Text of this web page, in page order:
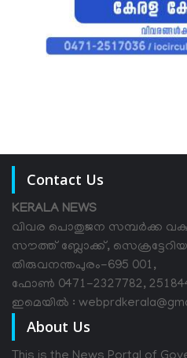
Contact Us
KERALA NEWS
വിവര പൊതുജന സമ്പര്‍ക്ക
സൗത്ത് ബ്ലോക്ക്,
തിരുവനന്തപുരം-695 001,
ഫോൺ 0471-2327782,
ഇമെയിൽ :
About Us